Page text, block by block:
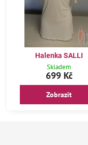
Halenka SALLI
Skladem
699 Kč
Zobrazit